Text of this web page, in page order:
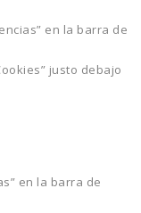
en la barra de
justo debajo
en la barra de